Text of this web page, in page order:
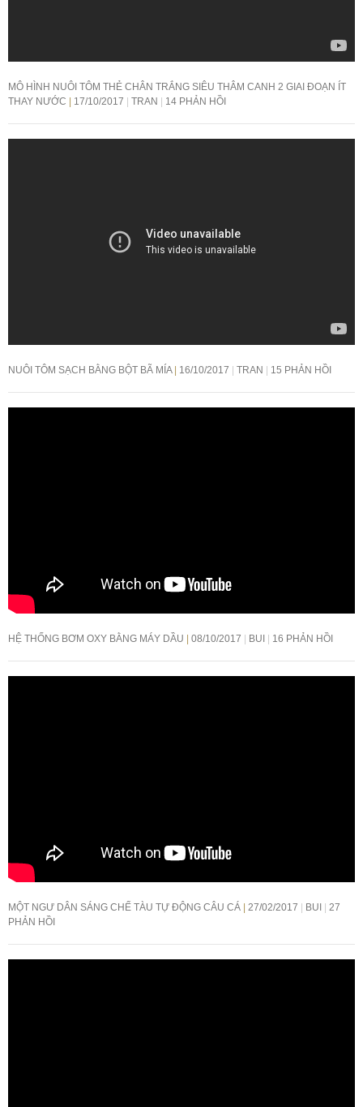
MÔ HÌNH NUÔI TÔM THẺ CHÂN TRẮNG SIÊU THÂM CANH 2 GIAI ĐOẠN ÍT
THAY NƯỚC
17/10/2017 TRAN 14 PHẢN HỒI
NUÔI TÔM SẠCH BẰNG BỘT BÃ MÍA 16/10/2017 TRAN 15 PHẢN HỒI
HỆ THỐNG BƠM OXY BẰNG MÁY DẦU 08/10/2017 BUI 16 PHẢN HỒI
MỘT NGƯ DÂN SÁNG CHẾ TÀU TỰ ĐỘNG CÂU CÁ 27/02/2017 BUI
27
PHẢN HỒI